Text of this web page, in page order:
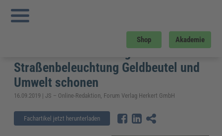
Shop Akademie
Sie sind hier:
Straßenbeleuchtung – Wie Kommunen mit intelligenter LED-
Straßenbeleuchtung Geldbeutel und Umwelt schonen
Straßenbeleuchtung – Wie
Kommunen mit intelligenter LED-
Straßenbeleuchtung Geldbeutel und
Umwelt schonen
16.09.2019 | JS – Online-Redaktion, Forum Verlag Herkert GmbH
Fachartikel jetzt herunterladen